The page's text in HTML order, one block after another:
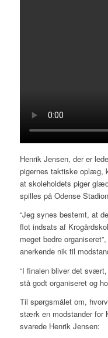
Henrik Jensen, der er
pigernes taktiske oplæg,
at skoleholdets piger
spilles på Odense
“Jeg synes bestemt, at
flot indsats af
meget bedre
anerkende nik til
“I finalen bliver det
stå godt organiseret og
Til spørgsmålet om,
stærk en modstander for
svarede Henrik Jensen: